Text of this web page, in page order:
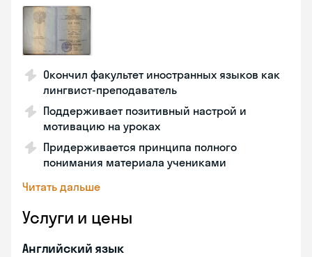
Окончил факультет иностранных языков как
лингвист-преподаватель
Поддерживает позитивный настрой и
мотивацию на уроках
Придерживается принципа полного
понимания материала учениками
Читать дальше
Услуги и цены
Английский язык